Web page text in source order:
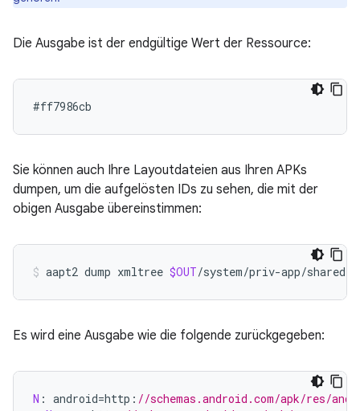
Die Ausgabe ist der endgültige Wert der Ressource:
Sie können auch Ihre Layoutdateien aus Ihren APKs
dumpen, um die aufgelösten IDs zu sehen, die mit der
obigen Ausgabe übereinstimmen:
aapt2 dump xmltree $OUT/system/priv-app/
Es wird eine Ausgabe wie die folgende zurückgegeben:
N : android=http : //schemas.android.com/apk/res/